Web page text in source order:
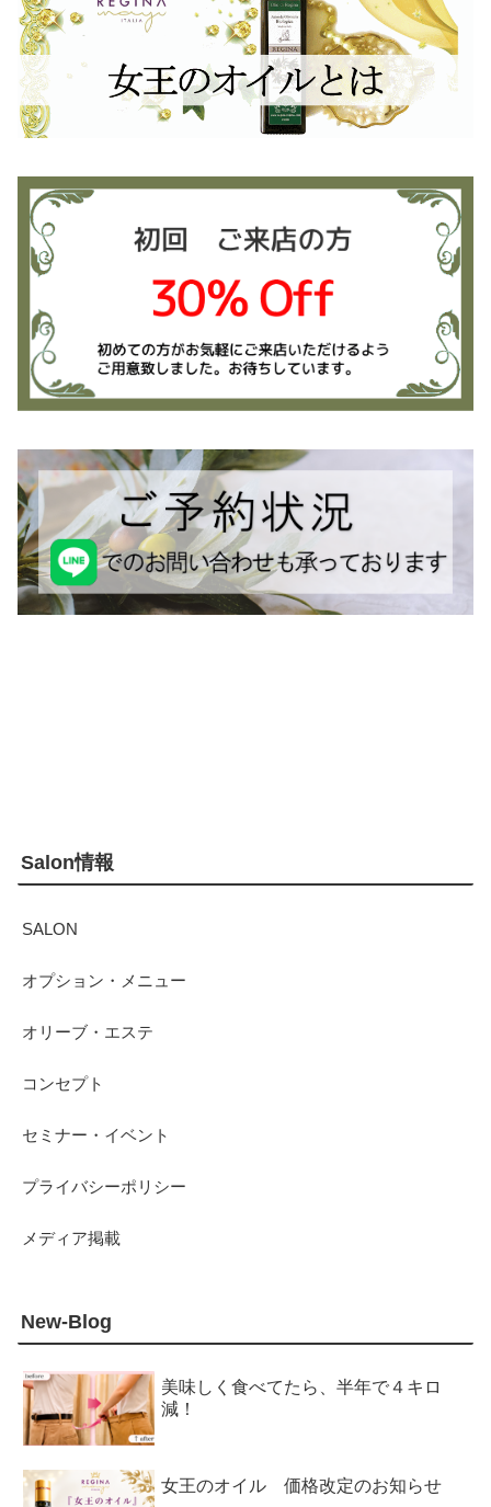
Salon情報
SALON
オプション・メニュー
オリーブ・エステ
コンセプト
セミナー・イベント
プライバシーポリシー
メディア掲載
New-Blog
美味しく食べてたら、半年で４キロ
減！
女王のオイル 価格改定のお知らせ